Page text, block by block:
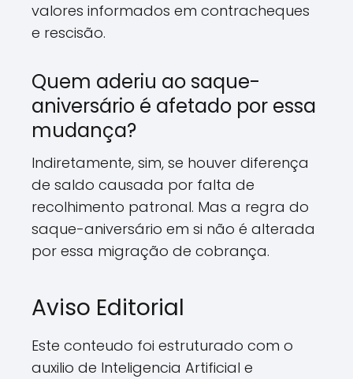
valores informados em contracheques
e rescisão.
Quem aderiu ao saque-
aniversário é afetado por essa
mudança?
Indiretamente, sim, se houver diferença
de saldo causada por falta de
recolhimento patronal. Mas a regra do
saque-aniversário em si não é alterada
por essa migração de cobrança.
Aviso Editorial
Este conteudo foi estruturado com o
auxilio de Inteligencia Artificial e